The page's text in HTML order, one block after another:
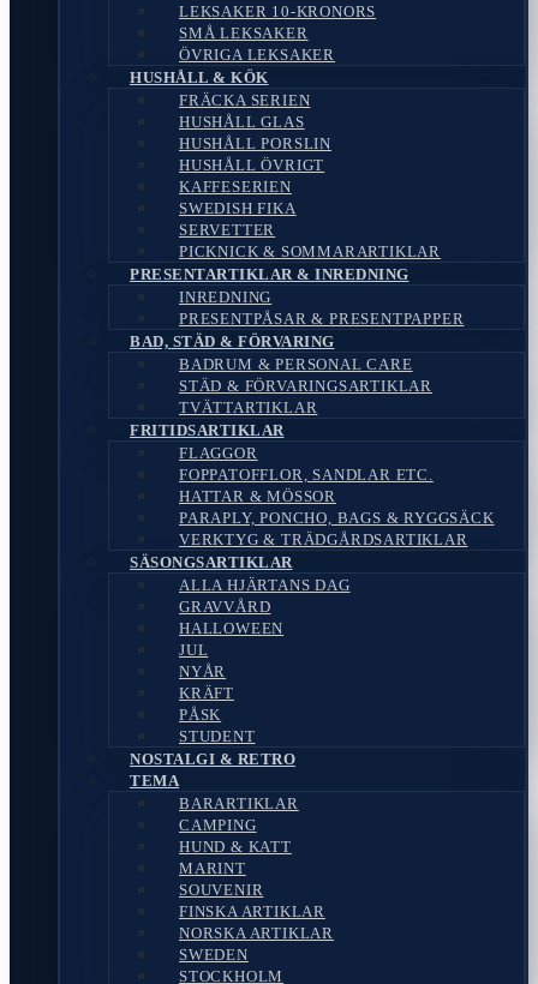
LEKSAKER 10-KRONORS
SMÅ LEKSAKER
ÖVRIGA LEKSAKER
HUSHÅLL & KÖK
FRÄCKA SERIEN
HUSHÅLL GLAS
HUSHÅLL PORSLIN
HUSHÅLL ÖVRIGT
KAFFESERIEN
SWEDISH FIKA
SERVETTER
PICKNICK & SOMMARARTIKLAR
PRESENTARTIKLAR & INREDNING
INREDNING
PRESENTPÅSAR & PRESENTPAPPER
BAD, STÄD & FÖRVARING
BADRUM & PERSONAL CARE
STÄD & FÖRVARINGSARTIKLAR
TVÄTTARTIKLAR
FRITIDSARTIKLAR
FLAGGOR
FOPPATOFFLOR, SANDLAR ETC.
HATTAR & MÖSSOR
PARAPLY, PONCHO, BAGS & RYGGSÄCK
VERKTYG & TRÄDGÅRDSARTIKLAR
SÄSONGSARTIKLAR
ALLA HJÄRTANS DAG
GRAVVÅRD
HALLOWEEN
JUL
NYÅR
KRÄFT
PÅSK
STUDENT
NOSTALGI & RETRO
TEMA
BARARTIKLAR
CAMPING
HUND & KATT
MARINT
SOUVENIR
FINSKA ARTIKLAR
NORSKA ARTIKLAR
SWEDEN
STOCKHOLM